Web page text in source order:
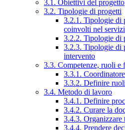
3.1. Obiettivi del progetto
3.2. Tipologie di progetti
3.2.1. Tipologie di
coinvolti nel
3.2.2. Tipologie di
3.2.3. Tipologie di
intervento
3.3. Competenze, ruoli e
3.3.1.
3.3.2. Definire
3.4. Metodo di lavoro
3.4.1. Definire
3.4.2. Curare la
3.4.3.
3.4.4. Prendere